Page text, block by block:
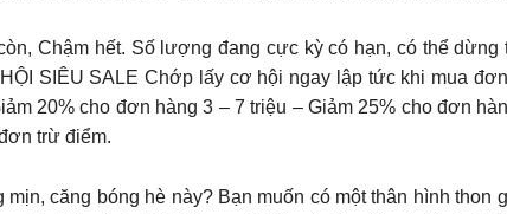
Chậm hết. Số lượng đang cực kỳ có hạn, có thể
SIÊU SALE Chớp lấy cơ hội ngay lập tức khi mua
20% cho đơn hàng 3 – 7 triệu – Giảm 25% cho đơn
trừ điểm.
căng bóng hè này? Bạn muốn có một thân hình thon